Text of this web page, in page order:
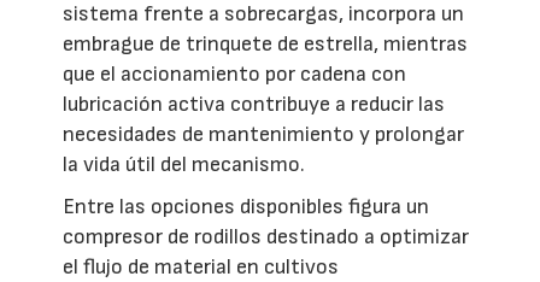
sistema frente a sobrecargas, incorpora un
embrague de trinquete de estrella, mientras
que el accionamiento por cadena con
lubricación activa contribuye a reducir las
necesidades de mantenimiento y prolongar
la vida útil del mecanismo.
Entre las opciones disponibles figura un
compresor de rodillos destinado a optimizar
el flujo de material en cultivos